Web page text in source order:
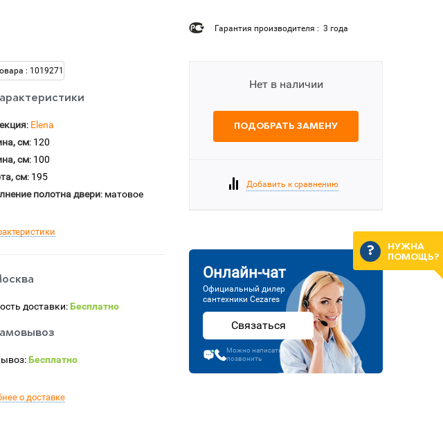
Гарантия производителя : 3 года
: 1019271
: Elena
см: 120
см: 100
см: 195
полотна двери: матовое
доставки:Бесплатно
Бесплатно
о доставке
Нет в наличии
ПОДОБРАТЬ ЗАМЕНУ
Добавить к сравнению
Онлайн-чат
Официальный дилер
сантехники Cezares
Связаться
Можно написать или
позвонить
НУЖНА
ПОМОЩЬ?